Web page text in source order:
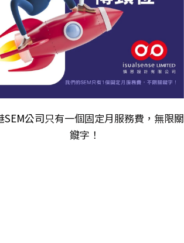
SEM公司只有一個固定月服務費，無限關
𨫡字！